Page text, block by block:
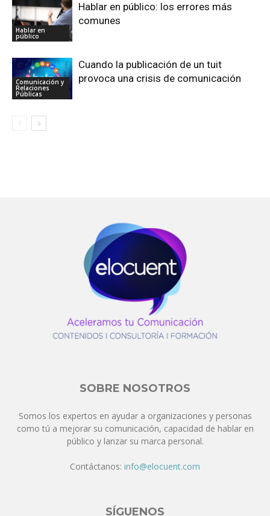
Hablar en
público
Hablar en público: los errores más
comunes
Comunicación y
Relaciones
Públicas
Cuando la publicación de un tuit
provoca una crisis de comunicación
SOBRE NOSOTROS
Somos los expertos en ayudar a organizaciones y personas
como tú a mejorar su comunicación, capacidad de hablar en
público y lanzar su marca personal.
Contáctanos: info@elocuent.com
SÍGUENOS